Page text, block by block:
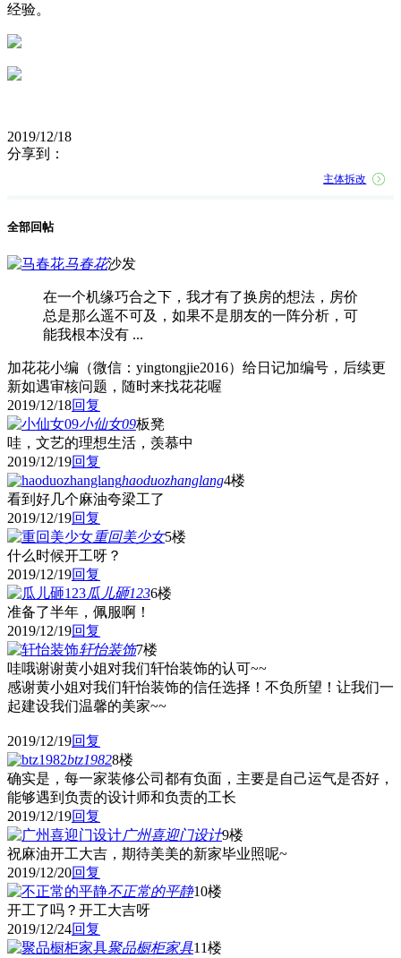
经验。
2019/12/18
分享到：
主体拆改
全部回帖
马春花沙发
在一个机缘巧合之下，我才有了换房的想法，房价
总是那么遥不可及，如果不是朋友的一阵分析，可
能我根本没有 ...
加花花小编（微信：yingtongjie2016）给日记加编号，后续更
新如遇审核问题，随时来找花花喔
2019/12/18回复
小仙女09板凳
哇，文艺的理想生活，羡慕中
2019/12/19回复
haoduozhanglang4楼
看到好几个麻油夸梁工了
2019/12/19回复
重回美少女5楼
什么时候开工呀？
2019/12/19回复
瓜儿砸1236楼
准备了半年，佩服啊！
2019/12/19回复
轩怡装饰7楼
哇哦谢谢黄小姐对我们轩怡装饰的认可~~
感谢黄小姐对我们轩怡装饰的信任选择！不负所望！让我们一
起建设我们温馨的美家~~
2019/12/19回复
btz19828楼
确实是，每一家装修公司都有负面，主要是自己运气是否好，
能够遇到负责的设计师和负责的工长
2019/12/19回复
广州喜迎门设计9楼
祝麻油开工大吉，期待美美的新家毕业照呢~
2019/12/20回复
不正常的平静10楼
开工了吗？开工大吉呀
2019/12/24回复
聚品橱柜家具11楼